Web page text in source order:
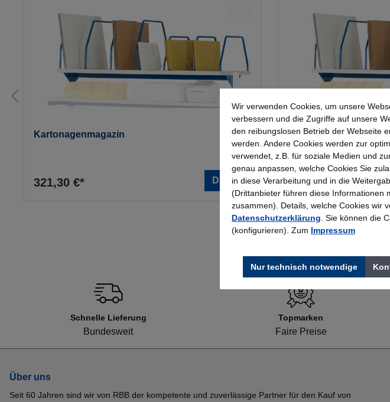
Kartonagenmagazin
321,30 €* Details
Rau
1200mm Systemfeld
321,30 €*
Schnelle Lieferung
Bundesweit
Topmarken
Faire Preise
Über uns
Seit 60 Jahren sind wir von RBB der kompetente und zuverlässige Partner für den Kauf von
Wir verwenden Cookies, um unsere
verbessern und die Zugriffe auf unsere
den reibungslosen Betrieb der Webseite
werden. Andere Cookies werden zur
verwendet, z.B. für soziale Medien und
genau anpassen, welche Cookies Sie
in diese Verarbeitung und in die
(Drittanbieter führen diese Informationen
zusammen). Details, welche Cookies wir
Datenschutzerklärung . Sie können die
(konfigurieren). Zum Impressum
Nur technisch notwendige